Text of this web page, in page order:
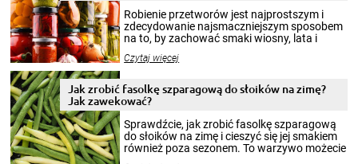
Robienie przetworów jest najprostszym i
zdecydowanie najsmaczniejszym sposobem
na to, by zachować smaki wiosny, lata i
krajobrazów, by cieszyć nimi oko w sezonie
pełni poczuć atmosferę cieplejszych
miesięcy. Przygotowanie słoików ze
patenty, które pozwolą zachować świeżość
przetworów.
Czytaj więcej
Jak zrobić fasolkę szparagową do słoików na zimę?
Jak zawekować?
Sprawdźcie, jak zrobić fasolkę szparagową
do słoików na zimę i cieszyć się jej smakiem
również poza sezonem. To warzywo możecie